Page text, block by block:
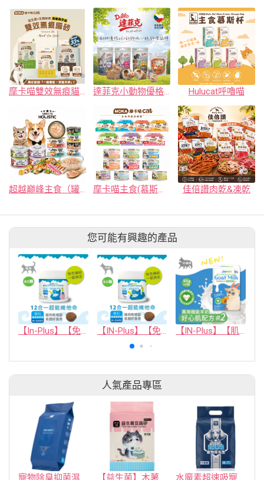
摩卡喵雙效無痕貓砂 達菲克小動物優格球&餡餅&夾心脆餅&愛鼠棒 Hulucat呼嚕喵
佳倍讚肉乾&凍乾
您可能有興趣的產品
【In-Plus】【免疫保健】貓用12合1超能維他命 【IN-Plus】【免疫保健】犬用12合1超能維他命 60顆(狗保健品)(軟錠型) 【IN-Plus】【肌力保健】萬用機能羊奶 #2 好心肌配方 (50克x4包)(犬貓保健品)
人氣產品專區